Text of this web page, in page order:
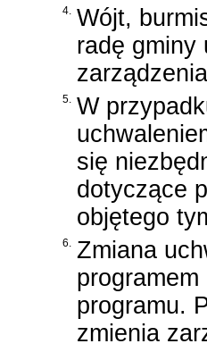
4. Wójt,
radę gminy
5. W
się
dotyczące
objętego
6. Zmiana
programu.
zmienia